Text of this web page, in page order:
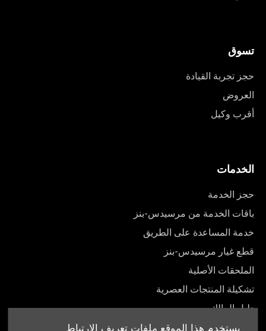
يستخدم هذا الموقع ملفات تعريف الارتباط
تسوق
حجز تجربة القيادة
العروض
أقرب وكيل
الخدمات
حجز الخدمة
باقات الخدمة من مرسيدس-بنز
خدمة المساعدة على الطريق
قطع غيار مرسيدس-بنز
الملحقات الأصلية
تشكيلة المنتجات العصرية
دليل المالك